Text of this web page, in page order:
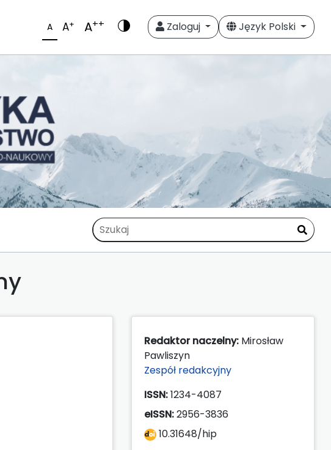
A A+ A++ Zaloguj Język Polski
Redaktor naczelny: Mirosław
Pawliszyn
Zespół redakcyjny
ISSN:1234-4087
eISSN:2956-3836
10.31648/hip